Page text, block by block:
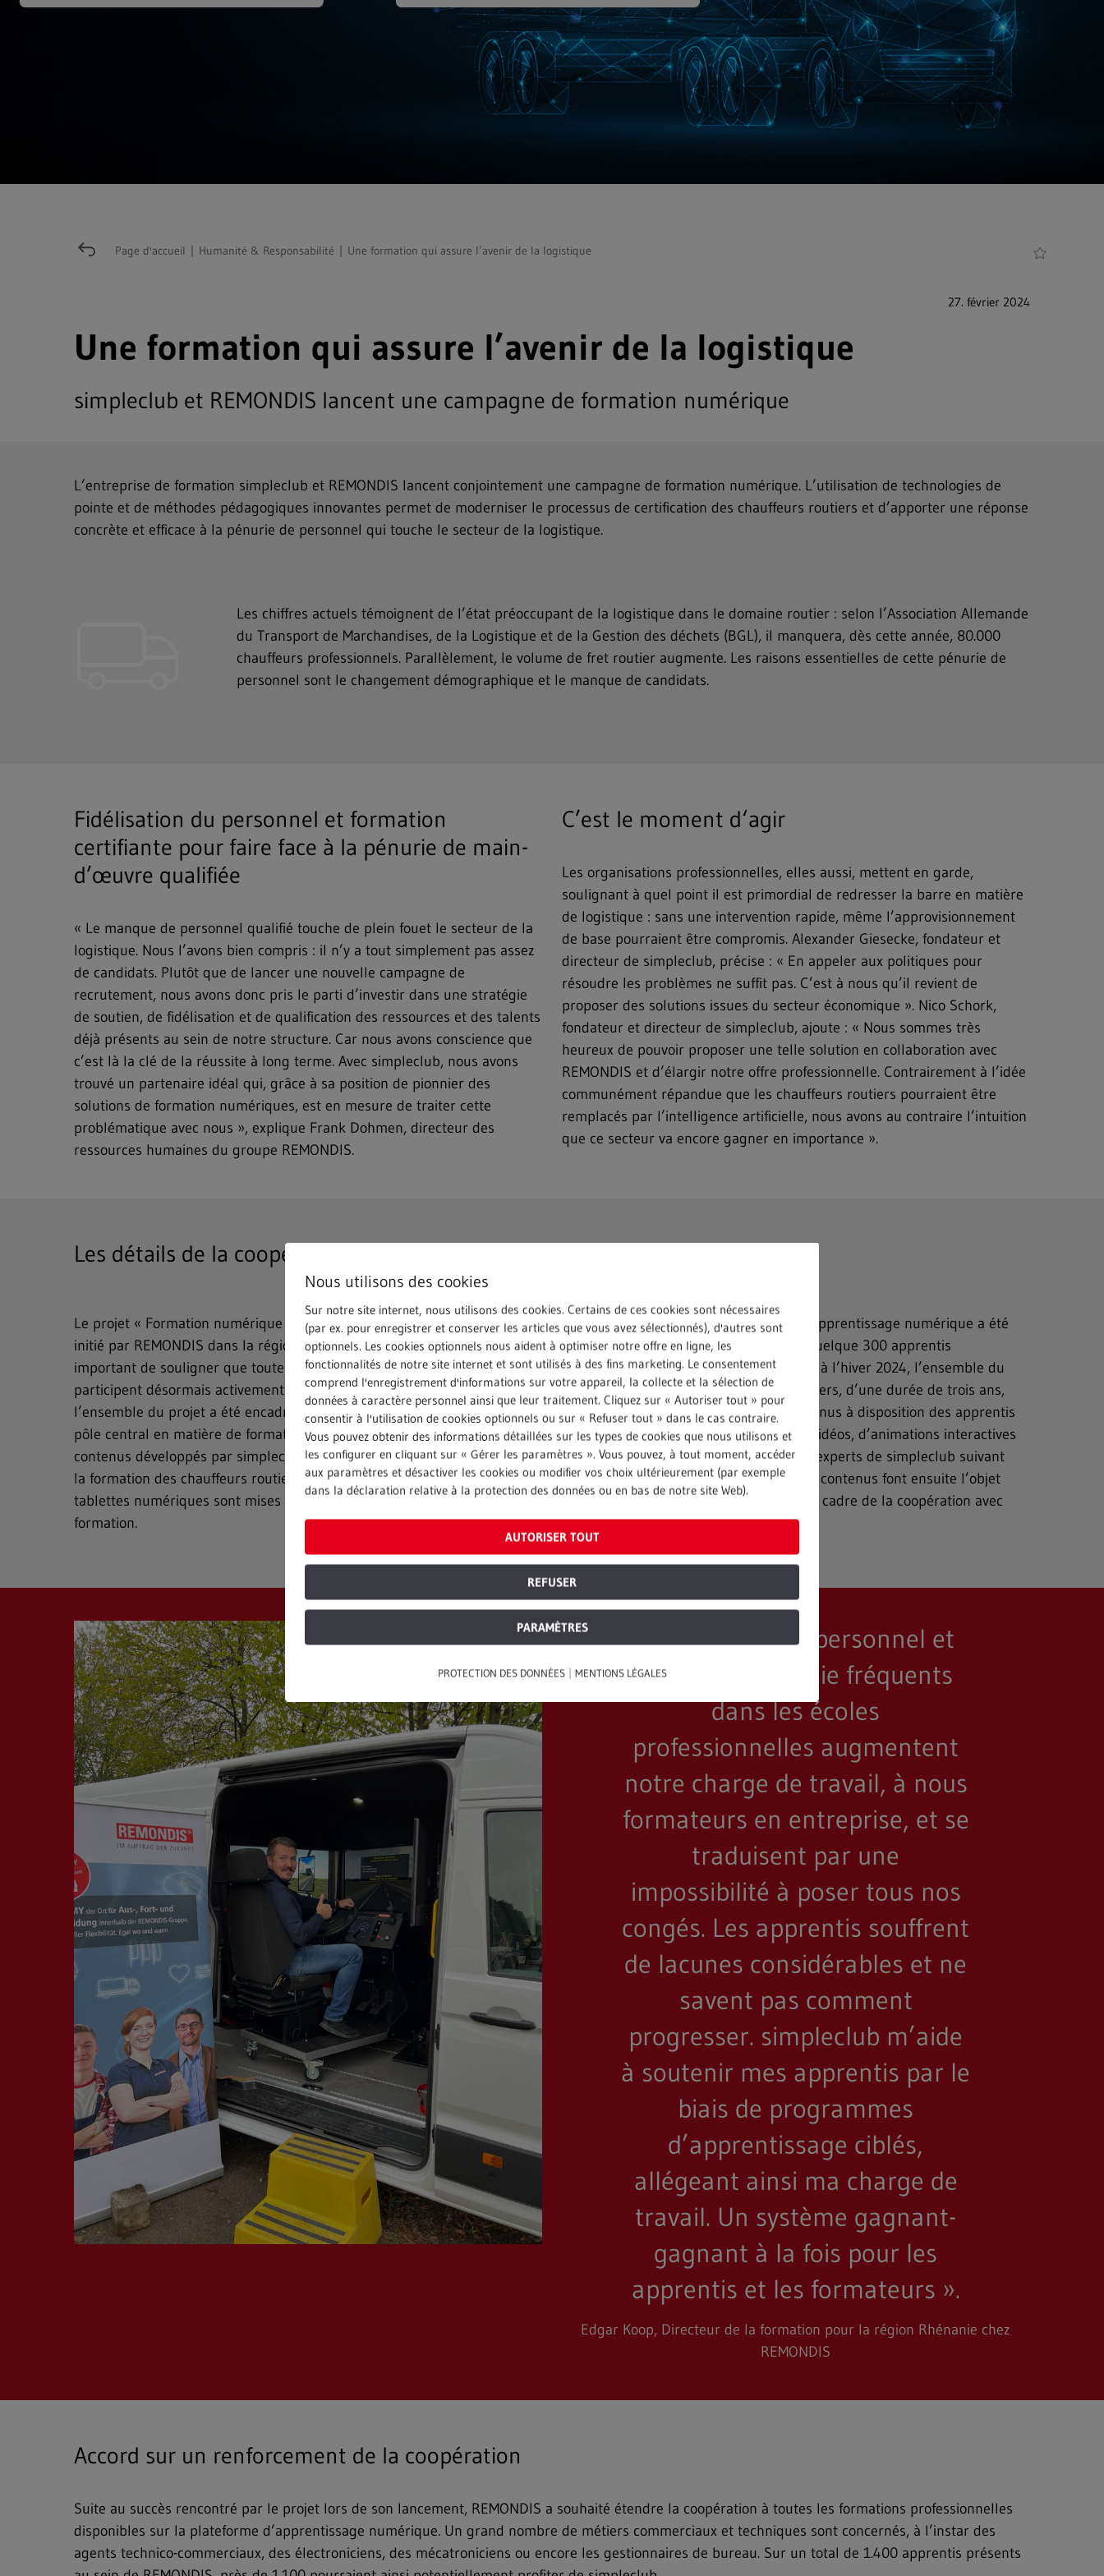
Hit enter to search or ESC to close
Page d'accueil | Humanité & Responsabilité | Une formation qui assure l’avenir de la logistique
27. février 2024
Une formation qui assure l’avenir de la logistique
simpleclub et REMONDIS lancent une campagne de formation numérique
L’entreprise de formation simpleclub et REMONDIS lancent conjointement une campagne de formation numérique. L’utilisation de technologies de
pointe et de méthodes pédagogiques innovantes permet de moderniser le processus de certification des chauffeurs routiers et d’apporter une réponse
concrète et efficace à la pénurie de personnel qui touche le secteur de la logistique.
Les chiffres actuels témoignent de l’état préoccupant de la logistique dans le domaine routier : selon l’Association Allemande
du Transport de Marchandises, de la Logistique et de la Gestion des déchets (BGL), il manquera, dès cette année, 80.000
chauffeurs professionnels. Parallèlement, le volume de fret routier augmente. Les raisons essentielles de cette pénurie de
personnel sont le changement démographique et le manque de candidats.
Fidélisation du personnel et formation
certifiante pour faire face à la pénurie de main-
d’œuvre qualifiée
« Le manque de personnel qualifié touche de plein fouet le secteur de la
logistique. Nous l’avons bien compris : il n’y a tout simplement pas assez
de candidats. Plutôt que de lancer une nouvelle campagne de
recrutement, nous avons donc pris le parti d’investir dans une stratégie
de soutien, de fidélisation et de qualification des ressources et des talents
déjà présents au sein de notre structure. Car nous avons conscience que
c’est là la clé de la réussite à long terme. Avec simpleclub, nous avons
trouvé un partenaire idéal qui, grâce à sa position de pionnier des
solutions de formation numériques, est en mesure de traiter cette
problématique avec nous », explique Frank Dohmen, directeur des
ressources humaines du groupe REMONDIS.
C’est le moment d‘agir
Les organisations professionnelles, elles aussi, mettent en garde,
soulignant à quel point il est primordial de redresser la barre en matière
de logistique : sans une intervention rapide, même l’approvisionnement
de base pourraient être compromis. Alexander Giesecke, fondateur et
directeur de simpleclub, précise : « En appeler aux politiques pour
résoudre les problèmes ne suffit pas. C’est à nous qu’il revient de
proposer des solutions issues du secteur économique ». Nico Schork,
fondateur et directeur de simpleclub, ajoute : « Nous sommes très
heureux de pouvoir proposer une telle solution en collaboration avec
REMONDIS et d’élargir notre offre professionnelle. Contrairement à l’idée
communément répandue que les chauffeurs routiers pourraient être
remplacés par l’intelligence artificielle, nous avons au contraire l’intuition
que ce secteur va encore gagner en importance ».
Les détails de la coopération
Le projet « Formation numérique pour les chauffeurs routiers » a été
initié par REMONDIS dans la région de la Rhénanie. Il est toutefois
important de souligner que toutes les régions du groupe REMONDIS
participent désormais activement à cette initiative. La mise en œuvre de
l’ensemble du projet a été encadrée par la RECADEMY qui constitue le
pôle central en matière de formation initiale et de formation continue. Les
contenus développés par simpleclub sont une composante obligatoire de
la formation des chauffeurs routiers professionnels. A cet effet, des
tablettes numériques sont mises à disposition des apprentis durant la
formation.
Depuis son lancement, la plateforme d’apprentissage numérique a été
progressivement déployée auprès des quelque 300 apprentis
conducteurs au sein de REMONDIS. D’ici à l’hiver 2024, l’ensemble du
cursus de formation des chauffeurs routiers, d’une durée de trois ans,
sera disponible via simpleclub. Les contenus à disposition des apprentis
se présentent sous forme de textes, de vidéos, d’animations interactives
ou encore d’exercices. Élaborés par des experts de simpleclub suivant
une approche didactique rigoureuse, les contenus font ensuite l’objet
d’un contrôle et d’une validation dans le cadre de la coopération avec
REMONDIS.
« La pénurie de personnel et
les arrêts maladie fréquents
dans les écoles
professionnelles augmentent
notre charge de travail, à nous
formateurs en entreprise, et se
traduisent par une
impossibilité à poser tous nos
congés. Les apprentis souffrent
de lacunes considérables et ne
savent pas comment
progresser. simpleclub m’aide
à soutenir mes apprentis par le
biais de programmes
d’apprentissage ciblés,
allégeant ainsi ma charge de
travail. Un système gagnant-
gagnant à la fois pour les
apprentis et les formateurs ».
Edgar Koop, Directeur de la formation pour la région Rhénanie chez
REMONDIS
Accord sur un renforcement de la coopération
Suite au succès rencontré par le projet lors de son lancement, REMONDIS a souhaité étendre la coopération à toutes les formations professionnelles
disponibles sur la plateforme d’apprentissage numérique. Un grand nombre de métiers commerciaux et techniques sont concernés, à l’instar des
agents technico-commerciaux, des électroniciens, des mécatroniciens ou encore les gestionnaires de bureau. Sur un total de 1.400 apprentis présents
Nous utilisons des cookies
Sur notre site internet, nous utilisons des cookies. Certains de ces cookies sont nécessaires
(par ex. pour enregistrer et conserver les articles que vous avez sélectionnés), d'autres sont
optionnels. Les cookies optionnels nous aident à optimiser notre offre en ligne, les
fonctionnalités de notre site internet et sont utilisés à des fins marketing. Le consentement
comprend l'enregistrement d'informations sur votre appareil, la collecte et la sélection de
données à caractère personnel ainsi que leur traitement. Cliquez sur « Autoriser tout » pour
consentir à l'utilisation de cookies optionnels ou sur « Refuser tout » dans le cas contraire.
Vous pouvez obtenir des informations détaillées sur les types de cookies que nous utilisons et
les configurer en cliquant sur « Gérer les paramètres ». Vous pouvez, à tout moment, accéder
aux paramètres et désactiver les cookies ou modifier vos choix ultérieurement (par exemple
dans la déclaration relative à la protection des données ou en bas de notre site Web).
AUTORISER TOUT
REFUSER
PARAMÈTRES
PROTECTION DES DONNÉES| MENTIONS LÉGALES